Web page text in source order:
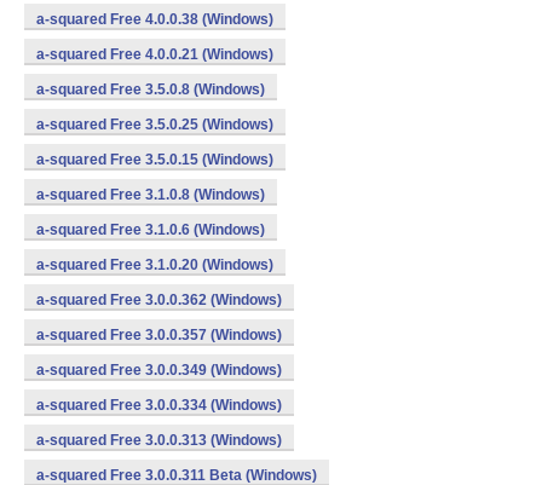
a-squared Free 4.0.0.38 (Windows)
a-squared Free 4.0.0.21 (Windows)
a-squared Free 3.5.0.8 (Windows)
a-squared Free 3.5.0.25 (Windows)
a-squared Free 3.5.0.15 (Windows)
a-squared Free 3.1.0.8 (Windows)
a-squared Free 3.1.0.6 (Windows)
a-squared Free 3.1.0.20 (Windows)
a-squared Free 3.0.0.362 (Windows)
a-squared Free 3.0.0.357 (Windows)
a-squared Free 3.0.0.349 (Windows)
a-squared Free 3.0.0.334 (Windows)
a-squared Free 3.0.0.313 (Windows)
a-squared Free 3.0.0.311 Beta (Windows)